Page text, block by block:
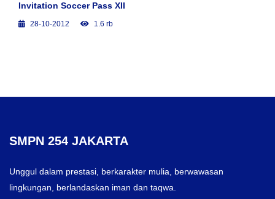
Invitation Soccer Pass XII
28-10-2012 1.6 rb
SMPN 254 JAKARTA
Unggul dalam prestasi, berkarakter mulia, berwawasan
lingkungan, berlandaskan iman dan taqwa.